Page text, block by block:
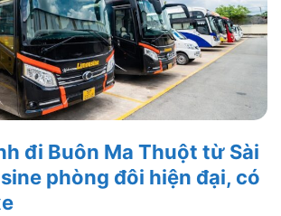
đi Buôn Ma Thuột từ Sài
phòng đôi hiện đại, có